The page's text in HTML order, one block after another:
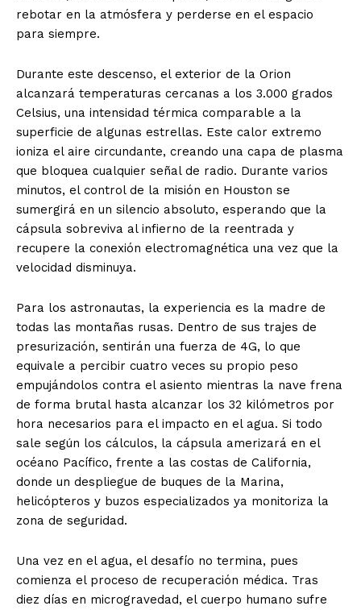
rebotar en la atmósfera y perderse en el espacio
para siempre.
Durante este descenso, el exterior de la Orion
alcanzará temperaturas cercanas a los 3.000 grados
Celsius, una intensidad térmica comparable a la
superficie de algunas estrellas. Este calor extremo
ioniza el aire circundante, creando una capa de plasma
que bloquea cualquier señal de radio. Durante varios
minutos, el control de la misión en Houston se
sumergirá en un silencio absoluto, esperando que la
cápsula sobreviva al infierno de la reentrada y
recupere la conexión electromagnética una vez que la
velocidad disminuya.
Para los astronautas, la experiencia es la madre de
todas las montañas rusas. Dentro de sus trajes de
presurización, sentirán una fuerza de 4G, lo que
equivale a percibir cuatro veces su propio peso
empujándolos contra el asiento mientras la nave frena
de forma brutal hasta alcanzar los 32 kilómetros por
hora necesarios para el impacto en el agua. Si todo
sale según los cálculos, la cápsula amerizará en el
océano Pacífico, frente a las costas de California,
donde un despliegue de buques de la Marina,
helicópteros y buzos especializados ya monitoriza la
zona de seguridad.
Una vez en el agua, el desafío no termina, pues
comienza el proceso de recuperación médica. Tras
diez días en microgravedad, el cuerpo humano sufre